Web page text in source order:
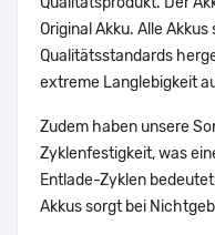
Original Akku. Alle
Qualitätsstandards
extreme Langlebigkeit
Zudem haben unsere
Zyklenfestigkeit, was
Entlade-Zyklen
Akkus sorgt bei